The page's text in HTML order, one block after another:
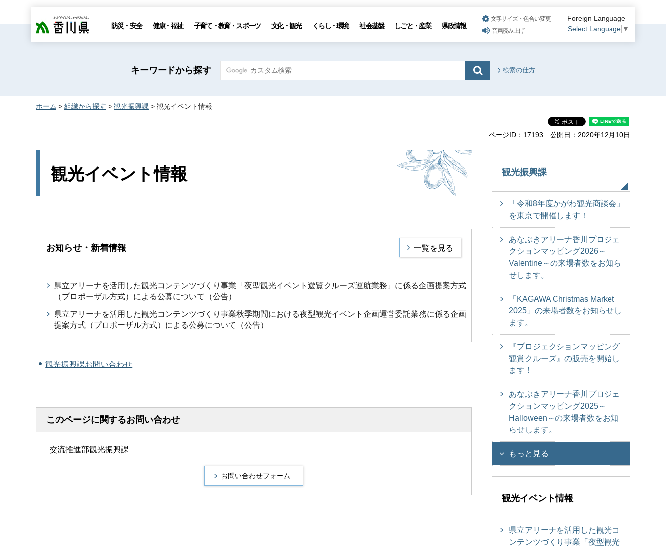
香川県 防災・安全 健康・福祉 子育て・教育・スポーツ 文化・観光 くらし・環境 社会基盤 しごと・産業 県政情報
文字サイズ・色合い変更
音声読み上げ
Foreign Language
Select Language ▼
キーワードから探す 検索の仕方
ホーム > 組織から探す > 観光振興課 > 観光イベント情報
ページID：17193 公開日：2020年12月10日
観光イベント情報
お知らせ・新着情報 一覧を見る
県立アリーナを活用した観光コンテンツづくり事業「夜型観光イベント遊覧クルーズ運航業務」に係る企画提案方式
（プロポーザル方式）による公募について（公告）
県立アリーナを活用した観光コンテンツづくり事業秋季期間における夜型観光イベント企画運営委託業務に係る企画
提案方式（プロポーザル方式）による公募について（公告）
観光振興課お問い合わせ
このページに関するお問い合わせ
交流推進部観光振興課
観光振興課
「令和8年度かがわ観光商談会」
を東京で開催します！
あなぶきアリーナ香川プロジェ
クションマッピング2026～
Valentine～の来場者数をお知ら
せします。
「KAGAWA Christmas Market
2025」の来場者数をお知らせし
ます。
『プロジェクションマッピング
観賞クルーズ』の販売を開始し
ます！
あなぶきアリーナ香川プロジェ
クションマッピング2025～
Halloween～の来場者数をお知
らせします。
もっと見る
観光イベント情報
県立アリーナを活用した観光コ
ンテンツづくり事業「夜型観光